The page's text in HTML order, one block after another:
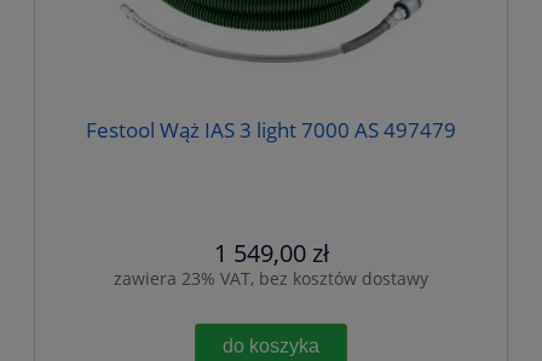
Festool Wąż IAS 3 light 7000 AS 497479
1 549,00 zł
zawiera 23% VAT, bez kosztów dostawy
do koszyka